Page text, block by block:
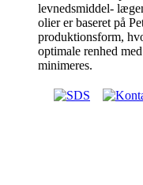
levnedsmiddel-
olier er baseret på
produktionsform,
optimale renhed
minimeres.